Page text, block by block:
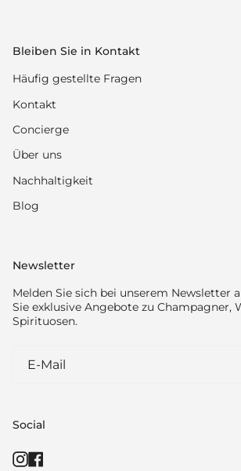
Bleiben Sie in Kontakt
Häufig gestellte Fragen
Kontakt
Concierge
Über uns
Nachhaltigkeit
Blog
Newsletter
Melden Sie sich bei unserem Newsletter
Sie exklusive Angebote zu Champagner,
Spirituosen.
Social
Instagram